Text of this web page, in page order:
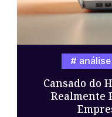
Cansado do
Realmente